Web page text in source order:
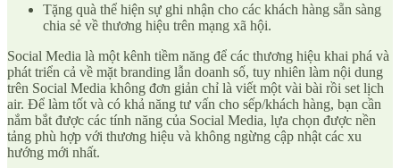
Tặng quà thể hiện sự ghi nhận cho các khách hàng sẵn sàng
chia sẻ về thương hiệu trên mạng xã hội.
Social Media là một kênh tiềm năng để các thương hiệu khai phá và
phát triển cả về mặt branding lẫn doanh số, tuy nhiên làm nội dung
trên Social Media không đơn giản chỉ là viết một vài bài rồi set lịch
air. Để làm tốt và có khả năng tư vấn cho sếp/khách hàng, bạn cần
nắm bắt được các tính năng của Social Media, lựa chọn được nền
tảng phù hợp với thương hiệu và không ngừng cập nhật các xu
hướng mới nhất.